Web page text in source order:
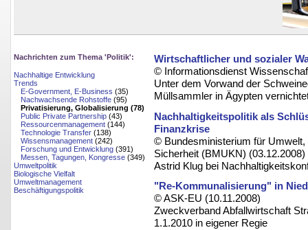
Nachrichten zum Thema 'Politik':
Nachhaltige Entwicklung
Trends
E-Government, E-Business (35)
Nachwachsende Rohstoffe (95)
Privatisierung, Globalisierung (78)
Public Private Partnership (43)
Ressourcenmanagement (144)
Technologie Transfer (138)
Wissensmanagement (242)
Forschung und Entwicklung (391)
Messen, Tagungen, Kongresse (349)
Umweltpolitik
Biologische Vielfalt
Umweltmanagement
Beschäftigungspolitik
Wirtschaftlicher und sozialer
© Informationsdienst
Unter dem Vorwand der
Müllsammler in Ägypten
Nachhaltigkeitspolitik als
Finanzkrise
© Bundesministerium für
Sicherheit (BMUKN) (03.12.2008)
Astrid Klug bei
"Re-Kommunalisierung" in
© ASK-EU (10.11.2008)
Zweckverband Abfallwirtschaft
1.1.2010 in eigener Regie